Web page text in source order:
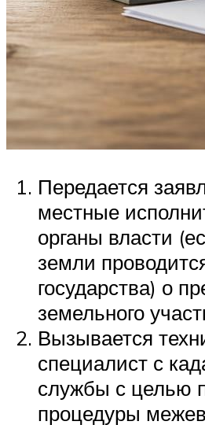
Передается
местные
органы власти
земли
государства) о
земельного
Вызывается
специалист с
службы с целью
процедуры